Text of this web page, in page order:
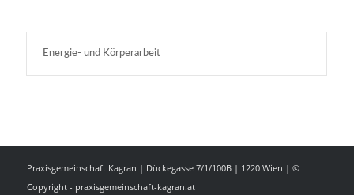
Energie- und Körperarbeit
Praxisgemeinschaft Kagran | Dückegasse 7/1/100B | 1220 Wien | ©
Copyright - praxisgemeinschaft-kagran.at